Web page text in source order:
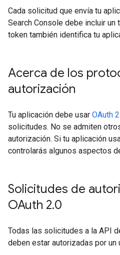
Cada solicitud que envía tu
Search Console debe incluir un
token también identifica tu
Acerca de los
autorización
Tu aplicación debe usar OAuth
solicitudes. No se admiten
autorización. Si tu aplicación
controlarás algunos aspectos
Solicitudes de
OAuth 2.0
Todas las solicitudes a la API
deben estar autorizadas por un